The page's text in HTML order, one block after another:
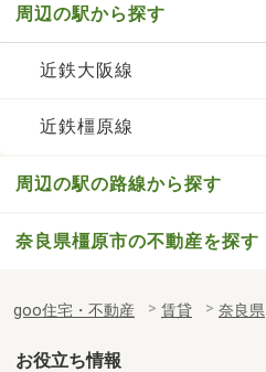
周辺の駅から探す
近鉄大阪線
近鉄橿原線
周辺の駅の路線から探す
奈良県橿原市の不動産を探す
goo住宅・不動産 賃貸 奈良県
お役立ち情報